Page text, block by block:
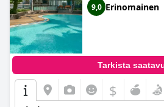
9,0 Erinomainen
Tarkista
$